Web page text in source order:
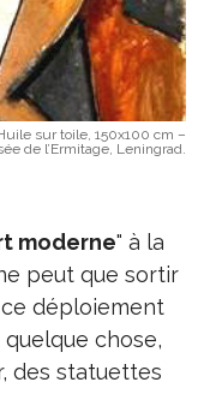
sur toile, 150x100 cm –
de l’Ermitage, Leningrad.
moderne" à la
peut que sortir
déploiement
chose,
des statuettes